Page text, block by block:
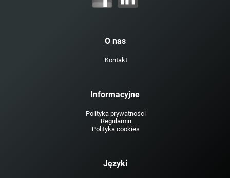
O nas
Kontakt
Informacyjne
Polityka prywatności
Regulamin
Polityka cookies
Języki